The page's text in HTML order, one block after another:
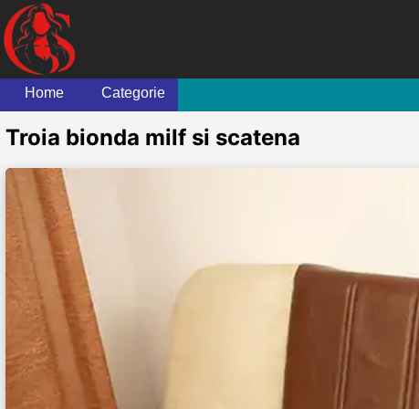
Home Categorie
Troia bionda milf si scatena